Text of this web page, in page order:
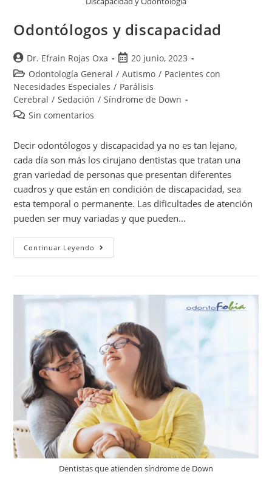
Odontólogos y discapacidad
Dr. Efrain Rojas Oxa
20 junio, 2023
Odontología General / Autismo / Pacientes con
Necesidades Especiales / Parálisis
Cerebral / Sedación / Síndrome de Down
Sin comentarios
Decir odontólogos y discapacidad ya no es tan lejano,
cada día son más los cirujano dentistas que tratan una
gran variedad de personas que presentan diferentes
cuadros y que están en condición de discapacidad, sea
esta temporal o permanente. Las dificultades de atención
pueden ser muy variadas y que pueden…
Continuar Leyendo
Dentistas que atienden síndrome de Down